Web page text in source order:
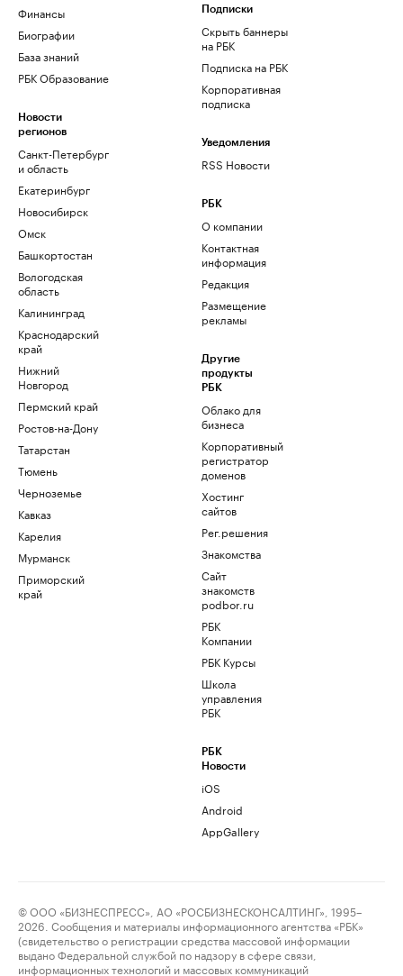
Финансы
Биографии
База знаний
РБК Образование
Новости
регионов
Санкт-Петербург
и область
Екатеринбург
Новосибирск
Омск
Башкортостан
Вологодская
область
Калининград
Краснодарский
край
Нижний
Новгород
Пермский край
Ростов-на-Дону
Татарстан
Тюмень
Черноземье
Кавказ
Карелия
Мурманск
Приморский
край
Подписки
Скрыть баннеры
на РБК
Подписка на РБК
Корпоративная
подписка
Уведомления
RSS Новости
РБК
О компании
Контактная
информация
Редакция
Размещение
рекламы
Другие
продукты
РБК
Облако для
бизнеса
Корпоративный
регистратор
доменов
Хостинг
сайтов
Рег.решения
Знакомства
Сайт
знакомств
podbor.ru
РБК
Компании
РБК Курсы
Школа
управления
РБК
РБК
Новости
iOS
Android
AppGallery
© ООО «БИЗНЕСПРЕСС», АО «РОСБИЗНЕСКОНСАЛТИНГ», 1995–
2026. Сообщения и материалы информационного агентства «РБК»
(свидетельство о регистрации средства массовой информации
выдано Федеральной службой по надзору в сфере связи,
информационных технологий и массовых коммуникаций